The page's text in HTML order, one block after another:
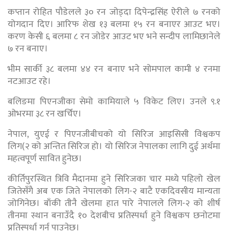
कप्तान रोहित पौडेलले ३० रन जोड्दा दिपेन्द्रसिंह ऐरीले ७ रनको
योगदान दिए। आरिफ शेख १३ बलमा १५ रन बनाएर आउट भए।
करण केसी ६ बलमा ८ रन जोडेर आउट भए भने सन्दीप लामिछानेले
७ रन बनाए।
भीम सार्की ३८ बलमा ४४ रन बनाए भने सोमपाल कामी ४ रनमा
नटआउट रहे।
बलिङमा पिएनजीका सेमो कामियाले ५ विकेट लिए। उनले ९.१
ओभरमा ३८ रन खर्चिए।
नेपाल, युएई र पिएनजीबीचको यो सिरिज आइसिसी विश्वकप
लिग(२ को अन्तित सिरिज हो। यो सिरिज नेपालका लागि दुई अर्थमा
महत्वपूर्ण सावित हुनेछ।
कीर्तिपुरस्थित त्रिवि मैदानमा हुने सिरिजका चार मध्ये पहिलो खेल
जितेसँगै अब एक जिते नेपालको लिग-२ बाटै एकदिवसीय मान्यता
जोगिनेछ। बाँकी तीनै खेलमा हात पारे नेपालले लिग-२ को शीर्ष
तीनमा स्थान बनाउँदै १० देशबीच प्रतिस्पर्धा हुने विश्वकप छनोटमा
प्रतिस्पर्धा गर्न पाउनेछ।